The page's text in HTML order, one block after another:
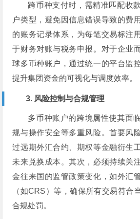
跨币种支付时，需精准匹配收
户类型，避免因信息错误导致的费
的账务记录体系，为每笔交易标注
于财务对账与税务申报。对于企业
球多币种账户，通过统一的平台监
提升集团资金的可视化与调度效率。
3. 风险控制与合规管理
多币种账户的跨境属性使其面
规与操作安全等多重风险。首要风
过远期外汇合约、期权等金融衍生
未来兑换成本。其次，必须持续关
金往来国的监管政策变化，如外汇
（如CRS）等，确保所有交易符合
合规处罚。